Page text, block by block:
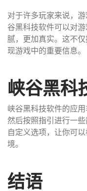
对于许多玩家来说，
谷黑科技软件可以对
腻，更加真实。这不
现游戏中的重要信息。
峡谷黑科
峡谷黑科技软件的应
然后按照指引进行一
自定义选项，让你可
境。
结语